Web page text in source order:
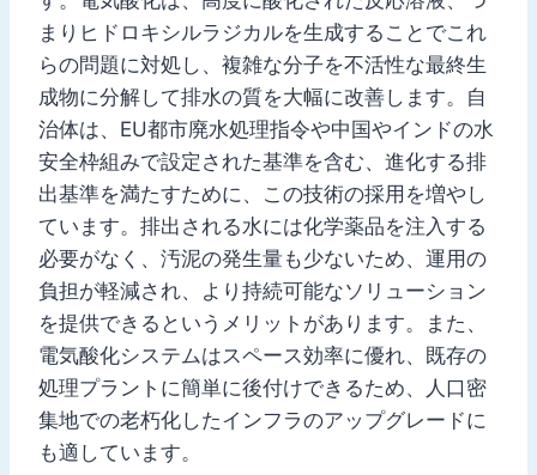
まりヒドロキシルラジカルを生成することでこれ
らの問題に対処し、複雑な分子を不活性な最終生
成物に分解して排水の質を大幅に改善します。自
治体は、EU都市廃水処理指令や中国やインドの水
安全枠組みで設定された基準を含む、進化する排
出基準を満たすために、この技術の採用を増やし
ています。排出される水には化学薬品を注入する
必要がなく、汚泥の発生量も少ないため、運用の
負担が軽減され、より持続可能なソリューション
を提供できるというメリットがあります。また、
電気酸化システムはスペース効率に優れ、既存の
処理プラントに簡単に後付けできるため、人口密
集地での老朽化したインフラのアップグレードに
も適しています。